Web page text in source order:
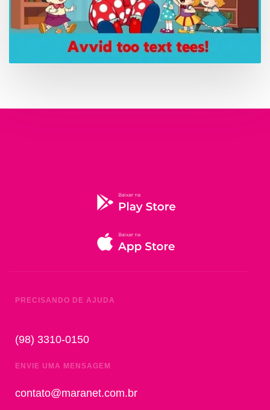
PRECISANDO DE AJUDA
(98) 3310-0150
ENVIE UMA MENSAGEM
contato@maranet.com.br